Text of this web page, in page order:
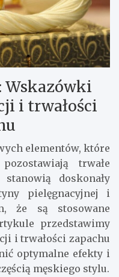
Wskazówki
i trwałości
elementów, które
trwałe
doskonały
pielęgnacyjnej i
że są stosowane
przedstawimy
i trwałości zapachu
optymalne efekty i
męskiego stylu.